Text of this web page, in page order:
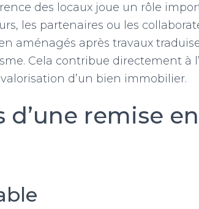
des locaux joue un rôle
les partenaires ou les
aménagés après travaux
Cela contribue directement à
d’un bien immobilier.
d’une remise